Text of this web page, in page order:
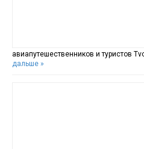
авиапутешественников и туристов
дальше »